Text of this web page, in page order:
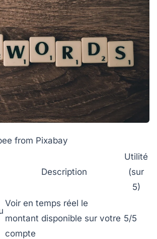
from Pixabay
Description
Utilité
(sur
5)
Voir en temps réel le
montant disponible sur votre
compte
5/5